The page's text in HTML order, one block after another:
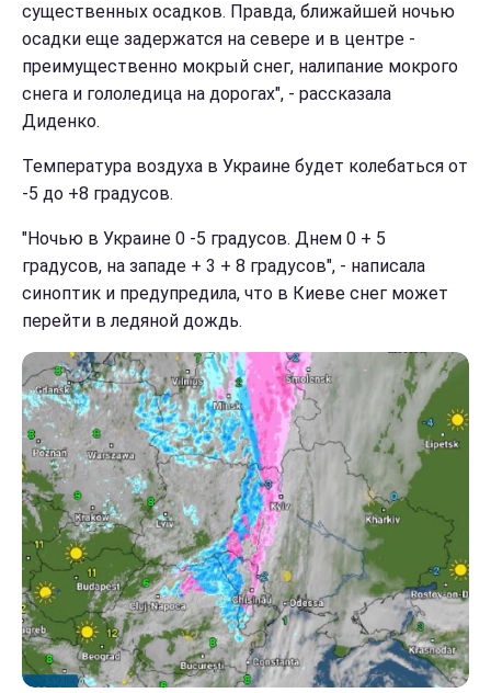
существенных осадков. Правда, ближайшей ночью
осадки еще задержатся на севере и в центре -
преимущественно мокрый снег, налипание мокрого
снега и гололедица на дорогах", - рассказала
Диденко.
Температура воздуха в Украине будет колебаться от
-5 до +8 градусов.
"Ночью в Украине 0 -5 градусов. Днем 0 + 5
градусов, на западе + 3 + 8 градусов", - написала
синоптик и предупредила, что в Киеве снег может
перейти в ледяной дождь.